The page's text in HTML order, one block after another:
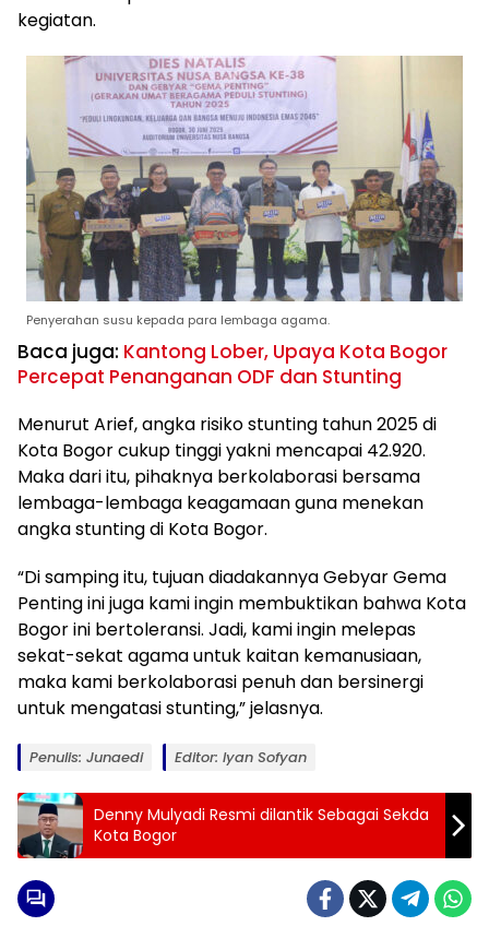
kegiatan.
Penyerahan susu kepada para lembaga agama.
Baca juga: Kantong Lober, Upaya Kota Bogor
Percepat Penanganan ODF dan Stunting
Menurut Arief, angka risiko stunting tahun 2025 di
Kota Bogor cukup tinggi yakni mencapai 42.920.
Maka dari itu, pihaknya berkolaborasi bersama
lembaga-lembaga keagamaan guna menekan
angka stunting di Kota Bogor.
“Di samping itu, tujuan diadakannya Gebyar Gema
Penting ini juga kami ingin membuktikan bahwa Kota
Bogor ini bertoleransi. Jadi, kami ingin melepas
sekat-sekat agama untuk kaitan kemanusiaan,
maka kami berkolaborasi penuh dan bersinergi
untuk mengatasi stunting,” jelasnya.
Penulis: Junaedi Editor: Iyan Sofyan
Denny Mulyadi Resmi dilantik Sebagai Sekda
Kota Bogor